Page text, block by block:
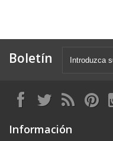
Boletín
Información